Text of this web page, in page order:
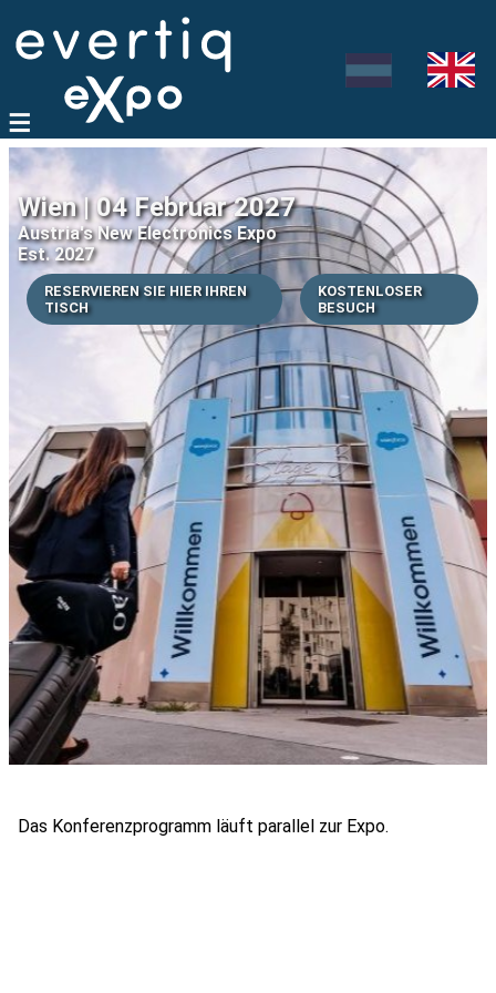
Wien | 04 Februar 2027
Austria's New Electronics Expo
Est. 2027
RESERVIEREN SIE HIER IHREN
TISCH
KOSTENLOSER
BESUCH
Das Konferenzprogramm läuft parallel zur Expo.